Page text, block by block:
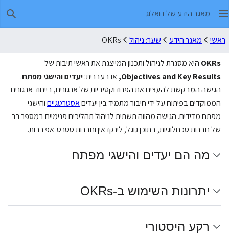
מאגר הידע של דואלוג
ראשי מאגר הידע שער: ניהול OKRs
OKRs היא מסגרת לניהול ותכנון המייצגת את ראשי תיבות של
Objectives and Key Results, או בעברית:יעדים והישגי מפתח.
הגישה המבקשת להעצים את הפרודוקטיביות של ארגונים, בייחוד ארגונים
הממוקדים בפיתוח על ידי חיבור מתמיד בין יעדיםאסטרטגייםוהישגי
מפתח מדידים. הגישה מהווה תשתית לניהול תהליכים פנימיים במספר רב
של חברות טכנולוגיות, בתוכן גוגל, לינקדאין וחברות סטרט-אפ רבות.
מה הם יעדים והישגי מפתח
יתרונות השימוש ב-OKRs
רקע היסטורי